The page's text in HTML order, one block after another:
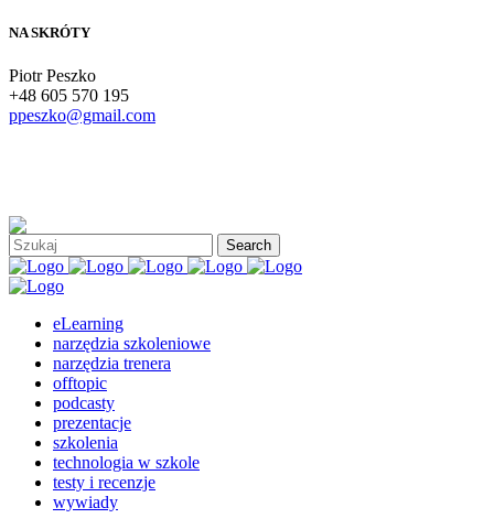
NA SKRÓTY
Piotr Peszko
+48 605 570 195
ppeszko@gmail.com
eLearning
narzędzia szkoleniowe
narzędzia trenera
offtopic
podcasty
prezentacje
szkolenia
technologia w szkole
testy i recenzje
wywiady